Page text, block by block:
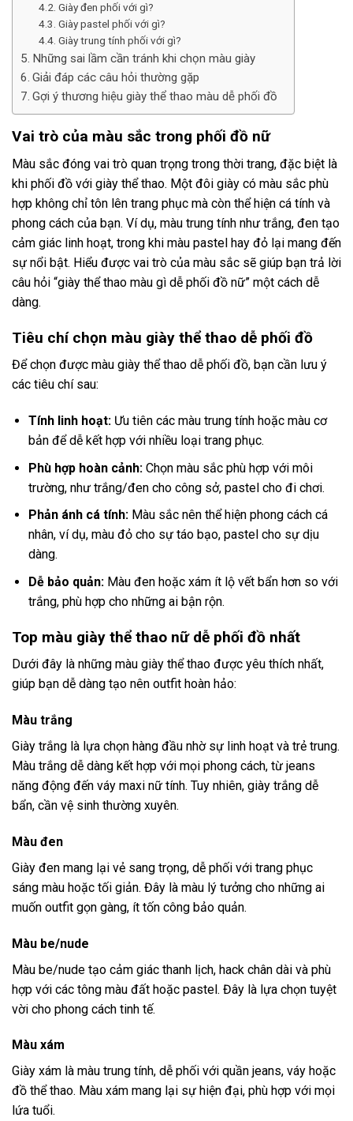
Giày đen phối với gì?
Giày pastel phối với gì?
Giày trung tính phối với gì?
Những sai lầm cần tránh khi chọn màu giày
Giải đáp các câu hỏi thường gặp
Gợi ý thương hiệu giày thể thao màu dễ phối đồ
Vai trò của màu sắc trong phối đồ nữ
Màu sắc đóng vai trò quan trọng trong thời trang, đặc biệt là
khi phối đồ với giày thể thao. Một đôi giày có màu sắc phù
hợp không chỉ tôn lên trang phục mà còn thể hiện cá tính và
phong cách của bạn. Ví dụ, màu trung tính như trắng, đen tạo
cảm giác linh hoạt, trong khi màu pastel hay đỏ lại mang đến
sự nổi bật. Hiểu được vai trò của màu sắc sẽ giúp bạn trả lời
câu hỏi “giày thể thao màu gì dễ phối đồ nữ” một cách dễ
dàng.
Tiêu chí chọn màu giày thể thao dễ phối đồ
Để chọn được màu giày thể thao dễ phối đồ, bạn cần lưu ý
các tiêu chí sau:
Tính linh hoạt:Ưu tiên các màu trung tính hoặc màu cơ
bản để dễ kết hợp với nhiều loại trang phục.
Phù hợp hoàn cảnh:Chọn màu sắc phù hợp với môi
trường, như trắng/đen cho công sở, pastel cho đi chơi.
Phản ánh cá tính:Màu sắc nên thể hiện phong cách cá
nhân, ví dụ, màu đỏ cho sự táo bạo, pastel cho sự dịu
dàng.
Dễ bảo quản:Màu đen hoặc xám ít lộ vết bẩn hơn so với
trắng, phù hợp cho những ai bận rộn.
Top màu giày thể thao nữ dễ phối đồ nhất
Dưới đây là những màu giày thể thao được yêu thích nhất,
giúp bạn dễ dàng tạo nên outfit hoàn hảo:
Màu trắng
Giày trắng là lựa chọn hàng đầu nhờ sự linh hoạt và trẻ trung.
Màu trắng dễ dàng kết hợp với mọi phong cách, từ jeans
năng động đến váy maxi nữ tính. Tuy nhiên, giày trắng dễ
bẩn, cần vệ sinh thường xuyên.
Màu đen
Giày đen mang lại vẻ sang trọng, dễ phối với trang phục
sáng màu hoặc tối giản. Đây là màu lý tưởng cho những ai
muốn outfit gọn gàng, ít tốn công bảo quản.
Màu be/nude
Màu be/nude tạo cảm giác thanh lịch, hack chân dài và phù
hợp với các tông màu đất hoặc pastel. Đây là lựa chọn tuyệt
vời cho phong cách tinh tế.
Màu xám
Giày xám là màu trung tính, dễ phối với quần jeans, váy hoặc
đồ thể thao. Màu xám mang lại sự hiện đại, phù hợp với mọi
lứa tuổi.